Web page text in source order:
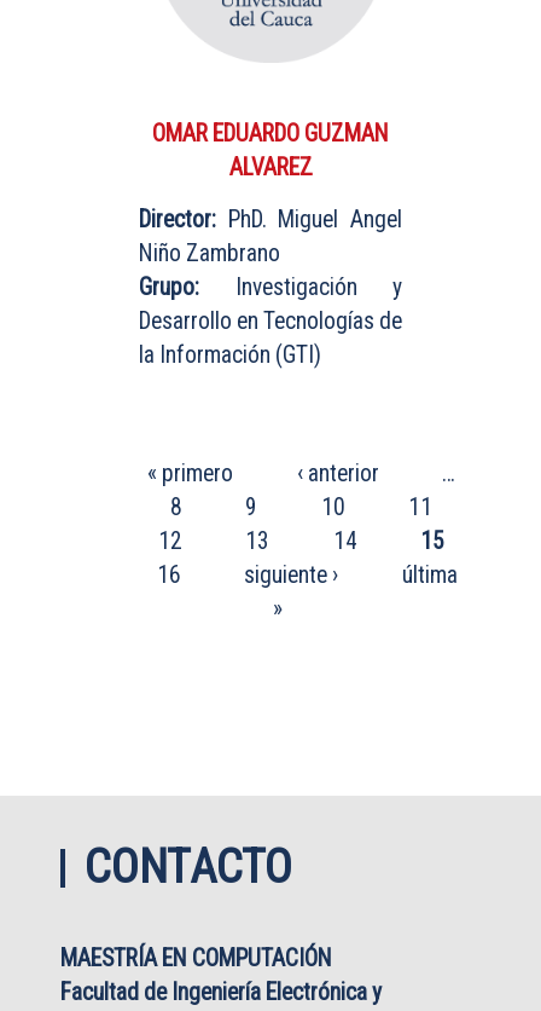
OMAR EDUARDO GUZMAN
ALVAREZ
Director: PhD. Miguel Angel
Niño Zambrano
Grupo: Investigación y
Desarrollo en Tecnologías de
la Información (GTI)
« primero ‹ anterior
…
8
9 10
11
12
13 14
15
16
siguiente ›
última
»
CONTACTO
MAESTRÍA EN COMPUTACIÓN
Facultad de Ingeniería Electrónica y